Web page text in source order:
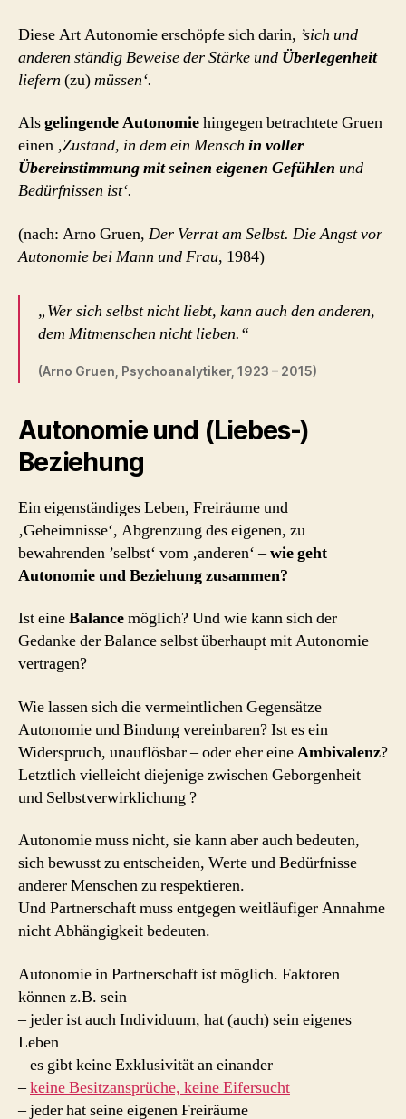
Diese Art Autonomie erschöpfe sich darin, ’sich und
anderen ständig Beweise der Stärke und Überlegenheit
liefern (zu)müssen‘.
Alsgelingende Autonomiehingegen betrachtete Gruen
einen ‚Zustand, in dem ein Mensch in voller
Übereinstimmung mit seinen eigenen Gefühlen und
Bedürfnissen ist‘.
(nach: Arno Gruen, Der Verrat am Selbst. Die Angst vor
Autonomie bei Mann und Frau, 1984)
„Wer sich selbst nicht liebt, kann auch den anderen,
dem Mitmenschen nicht lieben.“
(Arno Gruen, Psychoanalytiker, 1923 – 2015)
Autonomie und (Liebes-)
Beziehung
Ein eigenständiges Leben, Freiräume und
‚Geheimnisse‘, Abgrenzung des eigenen, zu
bewahrenden ’selbst‘ vom ‚anderen‘ –wie geht
Autonomie und Beziehung zusammen?
Ist eineBalancemöglich? Und wie kann sich der
Gedanke der Balance selbst überhaupt mit Autonomie
vertragen?
Wie lassen sich die vermeintlichen Gegensätze
Autonomie und Bindung vereinbaren? Ist es ein
Widerspruch, unauflösbar – oder eher eineAmbivalenz?
Letztlich vielleicht diejenige zwischen Geborgenheit
und Selbstverwirklichung ?
Autonomie muss nicht, sie kann aber auch bedeuten,
sich bewusst zu entscheiden, Werte und Bedürfnisse
anderer Menschen zu respektieren.
Und Partnerschaft muss entgegen weitläufiger Annahme
nicht Abhängigkeit bedeuten.
Autonomie in Partnerschaft ist möglich. Faktoren
können z.B. sein
– jeder ist auch Individuum, hat (auch) sein eigenes
Leben
– es gibt keine Exklusivität an einander
–keine Besitzansprüche, keine Eifersucht
– jeder hat seine eigenen Freiräume